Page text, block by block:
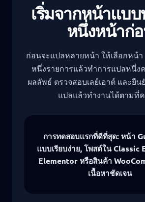
เริ่มจากหน้าแบ
หนึ่งหน้าก่
ก่อนจะแปลหลายหน้า ให้เลือกหน้
หนึ่งรายการแล้วทำการแปลหนึ่ง
ผลลัพธ์ ตรวจสอบเลย์เอาต์ และยืน
แปลแล้วทำงานได้ตามที่
การทดสอบแรกที่ดีที่สุด: หน้า
แบบเรียบง่าย, โพสต์ใน Classic
Elementor หรือสินค้า
เนื้อหาชัดเจน